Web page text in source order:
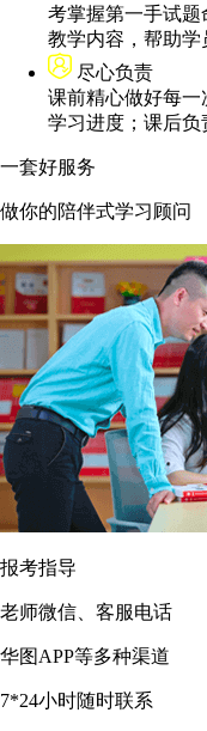
考掌握第一手试
教学内容，帮助学
尽心负责
课前精心做好每
学习进度；课后负
一套好服务
做你的陪伴式学习顾问
报考指导
老师微信、客服电话
华图APP等多种渠道
7*24小时随时联系